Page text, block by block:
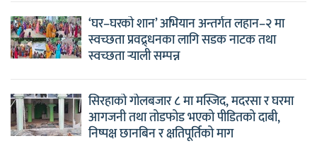
‘घर–घरको शान’ अभियान अन्तर्गत लहान–२ मा
स्वच्छता प्रवद्र्धनका लागि सडक नाटक तथा
स्वच्छता र्‍याली सम्पन्न
सिरहाको गोलबजार ८ मा मस्जिद, मदरसा र घरमा
आगजनी तथा तोडफोड भएको पीडितको दाबी,
निष्पक्ष छानबिन र क्षतिपूर्तिको माग